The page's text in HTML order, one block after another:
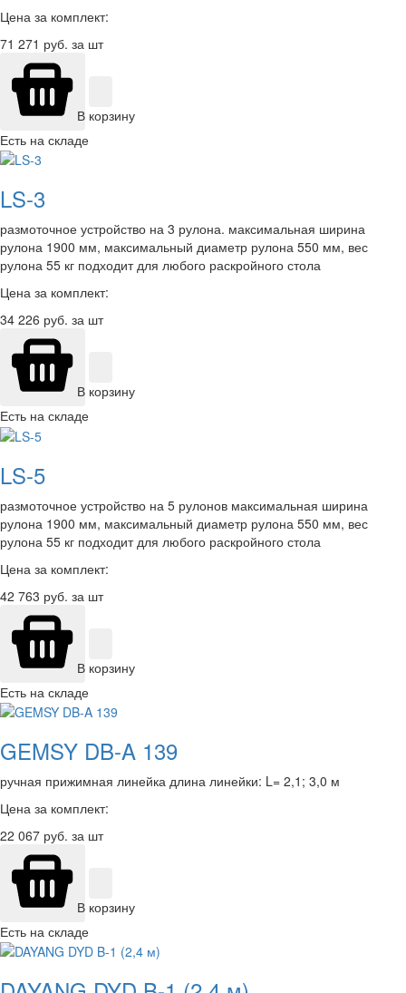
Цена за комплект:
71 271 руб. за шт
В корзину
Есть на складе
LS-3
размоточное устройство на 3 рулона. максимальная ширина
рулона 1900 мм, максимальный диаметр рулона 550 мм, вес
рулона 55 кг подходит для любого раскройного стола
Цена за комплект:
34 226 руб. за шт
В корзину
Есть на складе
LS-5
размоточное устройство на 5 рулонов максимальная ширина
рулона 1900 мм, максимальный диаметр рулона 550 мм, вес
рулона 55 кг подходит для любого раскройного стола
Цена за комплект:
42 763 руб. за шт
В корзину
Есть на складе
GEMSY DB-A 139
ручная прижимная линейка длина линейки: L= 2,1; 3,0 м
Цена за комплект:
22 067 руб. за шт
В корзину
Есть на складе